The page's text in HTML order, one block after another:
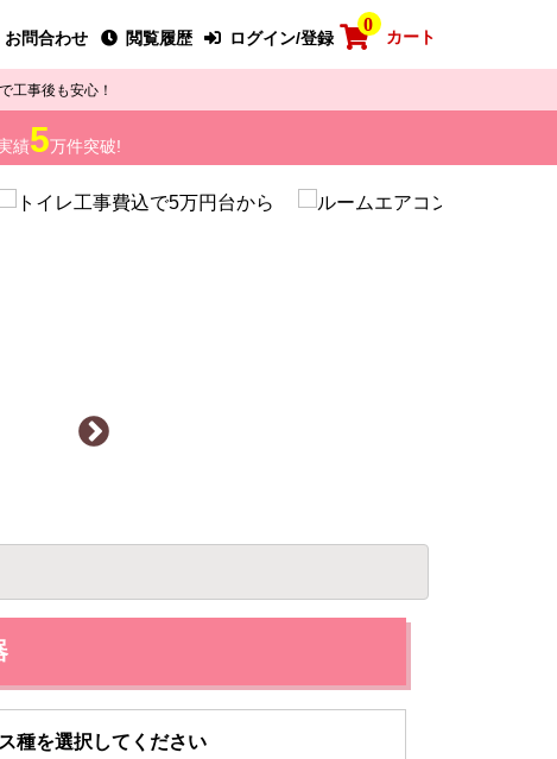
お問合わせ 閲覧履歴 ログイン/登録
0
カート
で工事後も安心！
績5万件突破!
種を選択してください